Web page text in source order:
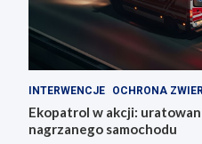
INTERWENCJE OCHRONA
Ekopatrol w akcji:
nagrzanego samochodu